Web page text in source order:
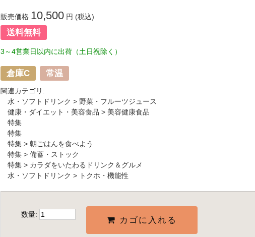
販売価格 10,500 円 (税込)
送料無料
3～4営業日以内に出荷（土日祝除く）
倉庫C 常温
関連カテゴリ:
水・ソフトドリンク > 野菜・フルーツジュース
健康・ダイエット・美容食品 > 美容健康食品
特集
特集
特集 > 朝ごはんを食べよう
特集 > 備蓄・ストック
特集 > カラダをいたわるドリンク＆グルメ
水・ソフトドリンク > トクホ・機能性
数量:
カゴに入れる